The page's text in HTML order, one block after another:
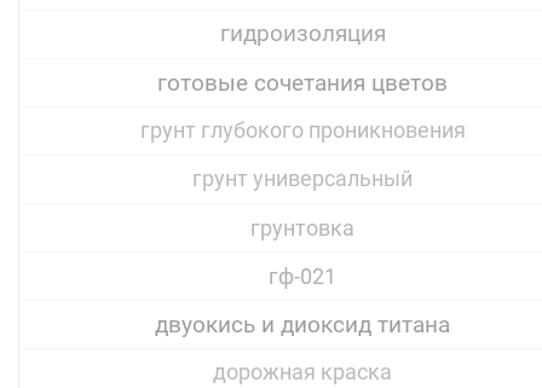
гидроизоляция
готовые сочетания цветов
грунт глубокого проникновения
грунт универсальный
грунтовка
гф-021
двуокись и диоксид титана
дорожная краска